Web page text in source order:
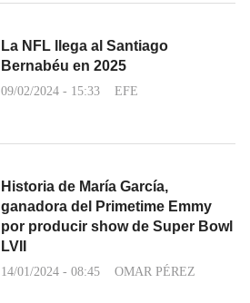
La NFL llega al Santiago
Bernabéu en 2025
09/02/2024 - 15:33 EFE
Historia de María García,
ganadora del Primetime Emmy
por producir show de Super Bowl
LVII
14/01/2024 - 08:45 OMAR PÉREZ